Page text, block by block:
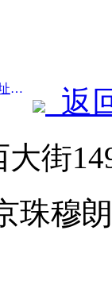
前一篇：四季酒店即将回归上海，落址于黄浦区淮海中路
返
街
珠